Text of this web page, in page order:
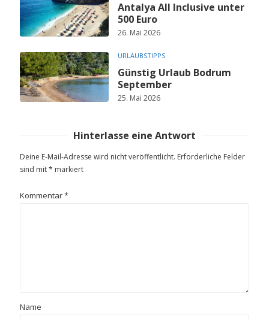
Antalya All Inclusive unter
500 Euro
26. Mai 2026
URLAUBSTIPPS
Günstig Urlaub Bodrum
September
25. Mai 2026
Hinterlasse eine Antwort
Deine E-Mail-Adresse wird nicht veröffentlicht. Erforderliche Felder
sind mit* markiert
Kommentar*
Name